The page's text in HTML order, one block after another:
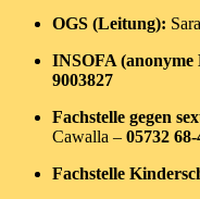
OGS (Leitung):
INSOFA (anonyme
9003827
Fachstelle gegen
Cawalla – 05732
Fachstelle